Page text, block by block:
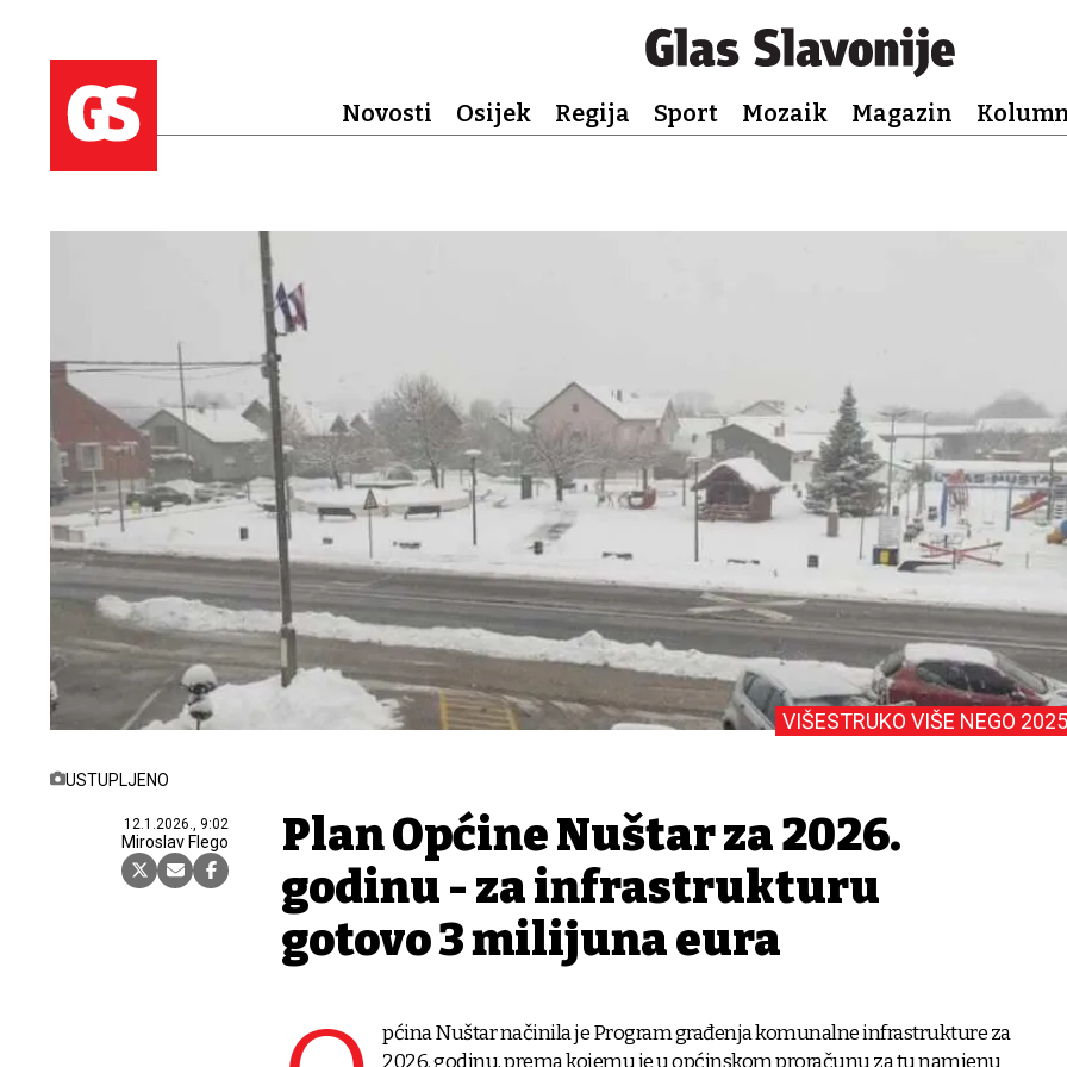
Novosti Osijek Regija Sport Mozaik Magazin
USTUPLJENO
12.1.2026., 9:02
Miroslav Flego
VIŠESTRUKO VIŠE NEGO
Plan Općine Nuštar za 2026.
godinu - za infrastrukturu
gotovo 3 milijuna eura
pćina Nuštar načinila je Program građenja komunalne infrastrukture za
2026. godinu, prema kojemu je u općinskom proračunu za tu namjenu